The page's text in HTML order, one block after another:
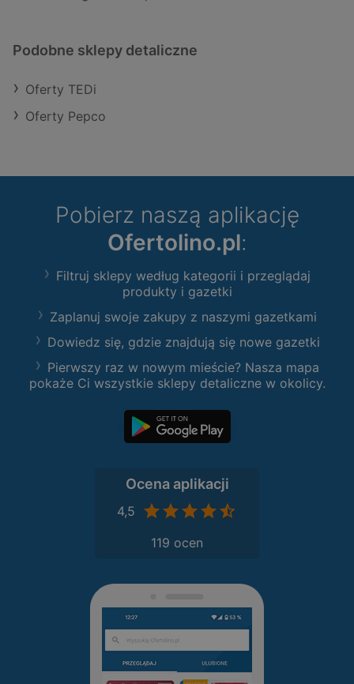
Podobne sklepy detaliczne
Oferty TEDi
Oferty Pepco
Pobierz naszą aplikację
Ofertolino.pl:
Filtruj sklepy według kategorii i przeglądaj
produkty i gazetki
Zaplanuj swoje zakupy z naszymi gazetkami
Dowiedz się, gdzie znajdują się nowe gazetki
Pierwszy raz w nowym mieście? Nasza mapa
pokaże Ci wszystkie sklepy detaliczne w okolicy.
Ocena aplikacji
4,5
119 ocen